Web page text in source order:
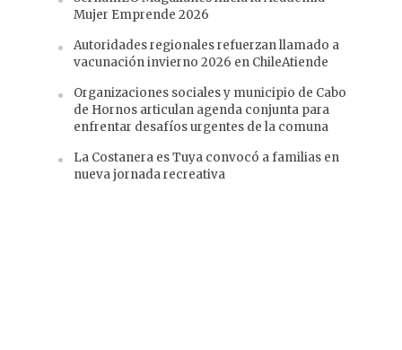
Mujer Emprende 2026
Autoridades regionales refuerzan llamado a
vacunación invierno 2026 en ChileAtiende
Organizaciones sociales y municipio de Cabo
de Hornos articulan agenda conjunta para
enfrentar desafíos urgentes de la comuna
La Costanera es Tuya convocó a familias en
nueva jornada recreativa